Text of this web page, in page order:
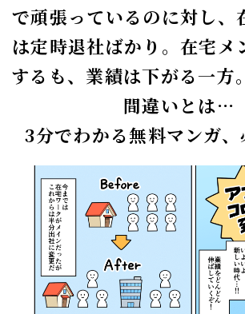
で頑張っているのに対し、
は定時退社ばかり。在宅メ
するも、業績は下がる一方
間違いとは…
3分でわかる無料マンガ、